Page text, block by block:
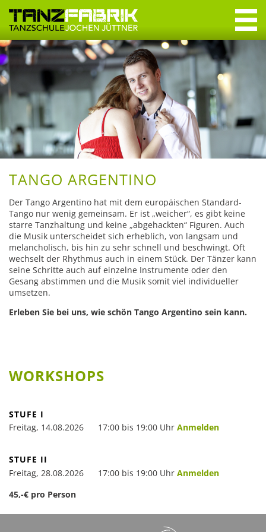
überspringen
Navigation
überspringen
Willkommen
Tanzkurse
Erwachsene
Jugendliche
Crashkurse
Privatstunden
Specials & Workshops
Discofox
Salsa
Rock’n’Roll & Boogie
Tango Argentino
Modern Line Dance
Events & Angebote
Kindergeburtstag
Gutscheine
TANGO ARGENTINO
Der Tango Argentino hat mit dem europäischen Standard-
Tango nur wenig gemeinsam. Er ist „weicher“, es gibt keine
starre Tanzhaltung und keine „abgehackten“ Figuren. Auch
die Musik unter­scheidet sich erheblich, von langsam und
melancholisch, bis hin zu sehr schnell und beschwingt. Oft
wechselt der Rhythmus auch in einem Stück. Der Tänzer kann
seine Schritte auch auf einzelne Instrumente oder den
Gesang abstimmen und die Musik somit viel individueller
umsetzen.
Erleben Sie bei uns, wie schön Tango Argentino sein kann.
WORKSHOPS
STUFE I
Freitag, 14.08.2026
17:00 bis 19:00 Uhr Anmelden
STUFE II
Freitag, 28.08.2026
17:00 bis 19:00 Uhr Anmelden
45,-€ pro Person